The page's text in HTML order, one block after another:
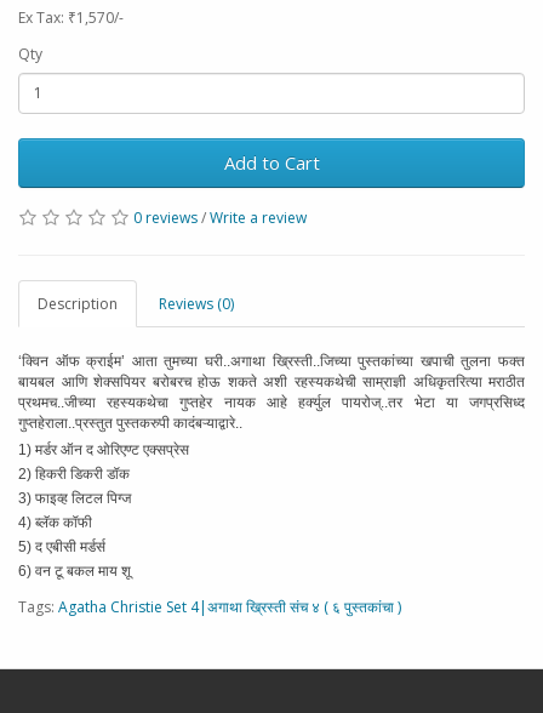
Ex Tax: ₹1,570/-
Qty
Add to Cart
0 reviews/Write a review
Description Reviews (0)
‘क्विन ऑफ क्राईम’ आता तुमच्या घरी..अगाथा ख्रिस्ती..जिच्या पुस्तकांच्या खपाची तुलना फक्त
बायबल आणि शेक्सपियर बरोबरच होऊ शकते अशी रहस्यकथेची साम्राज्ञी अधिकृतरित्या मराठीत
प्रथमच..जीच्या रहस्यकथेचा गुप्तहेर नायक आहे हर्क्युल पायरोज्..तर भेटा या जगप्रसिध्द
गुप्तहेराला..प्रस्तुत पुस्तकरुपी कादंबऱ्याद्वारे..
1) मर्डर ऑन द ओरिएण्ट एक्सप्रेस
2) हिकरी डिकरी डॉक
3) फाइव्ह लिटल पिग्ज
4) ब्लॅक कॉफी
5) द एबीसी मर्डर्स
6) वन टू बकल माय शू
Tags: Agatha Christie Set 4|अगाथा ख्रिस्ती संच ४ ( ६ पुस्तकांचा )